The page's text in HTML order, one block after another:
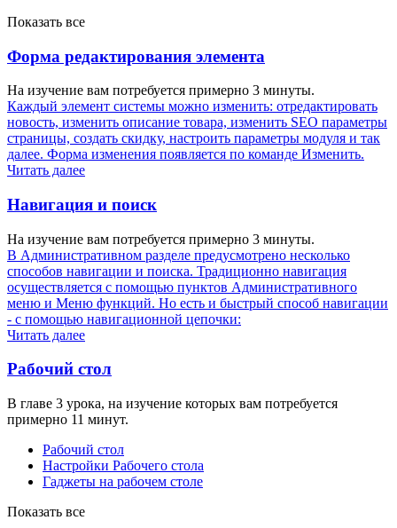
Показать все
Форма редактирования элемента
На изучение вам потребуется примерно 3 минуты.
Каждый элемент системы можно изменить: отредактировать
новость, изменить описание товара, изменить SEO параметры
страницы, создать скидку, настроить параметры модуля и так
далее. Форма изменения появляется по команде Изменить.
Читать далее
Навигация и поиск
На изучение вам потребуется примерно 3 минуты.
В Административном разделе предусмотрено несколько
способов навигации и поиска. Традиционно навигация
осуществляется с помощью пунктов Административного
меню и Меню функций. Но есть и быстрый способ навигации
- с помощью навигационной цепочки:
Читать далее
Рабочий стол
В главе 3 урока, на изучение которых вам потребуется
примерно 11 минут.
Рабочий стол
Настройки Рабочего стола
Гаджеты на рабочем столе
Показать все